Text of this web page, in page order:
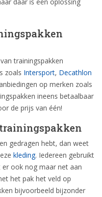
trainingspakken
zoals Intersport, Decathlon
op merken zoals
ineens betaalbaar
de prijs van één!
gedragen hebt, dan weet
kleding. Iedereen gebruikt
er ook nog maar net aan
het pak het veld op
bijvoorbeeld bijzonder